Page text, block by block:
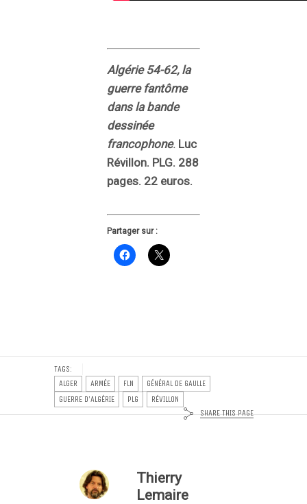
Algérie 54-62, la
guerre fantôme
dans la bande
dessinée
francophone. Luc
Révillon. PLG. 288
pages. 22 euros.
Partager sur :
TAGS:
ALGER
ARMÉE FLN
GÉNÉRAL DE GAULLE
GUERRE D'ALGÉRIE
PLG
RÉVILLON
SHARE THIS PAGE
Thierry
Lemaire